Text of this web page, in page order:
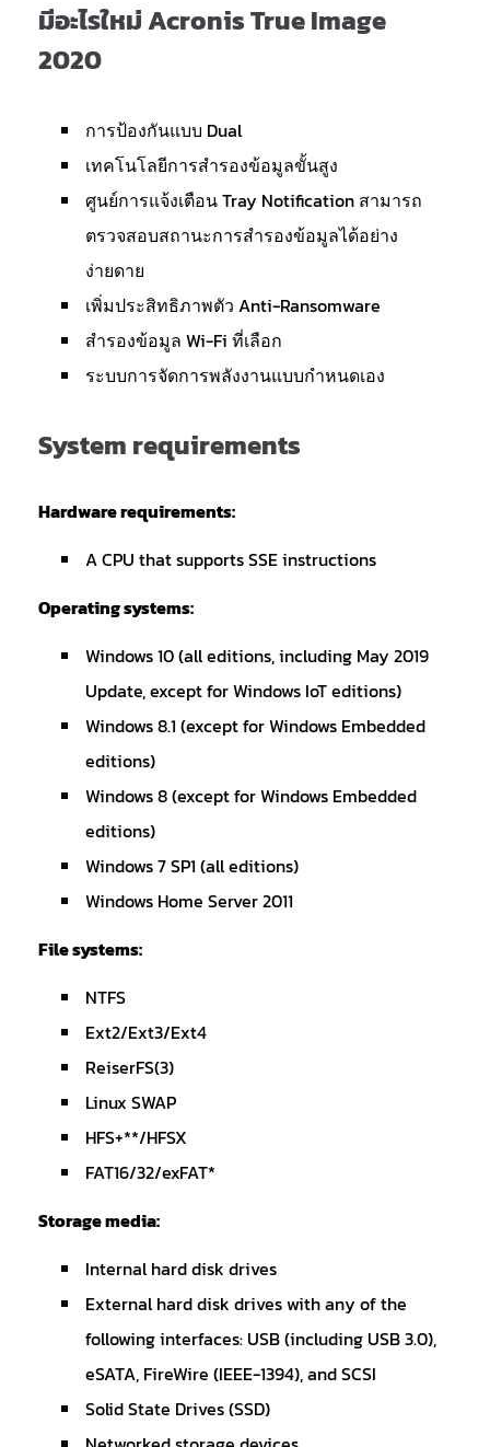
มีอะไรใหม่ Acronis True Image
2020
การป้องกันแบบ Dual
เทคโนโลยีการสำรองข้อมูลขั้นสูง
ศูนย์การแจ้งเตือน Tray Notification สามารถ
ตรวจสอบสถานะการสำรองข้อมูลได้อย่าง
ง่ายดาย
เพิ่มประสิทธิภาพตัว Anti-Ransomware
สำรองข้อมูล Wi-Fi ที่เลือก
ระบบการจัดการพลังงานแบบกำหนดเอง
System requirements
Hardware requirements:
A CPU that supports SSE instructions
Operating systems:
Windows 10 (all editions, including May 2019
Update, except for Windows IoT editions)
Windows 8.1 (except for Windows Embedded
editions)
Windows 8 (except for Windows Embedded
editions)
Windows 7 SP1 (all editions)
Windows Home Server 2011
File systems:
NTFS
Ext2/Ext3/Ext4
ReiserFS(3)
Linux SWAP
HFS+**/HFSX
FAT16/32/exFAT*
Storage media:
Internal hard disk drives
External hard disk drives with any of the
following interfaces: USB (including USB 3.0),
eSATA, FireWire (IEEE-1394), and SCSI
Solid State Drives (SSD)